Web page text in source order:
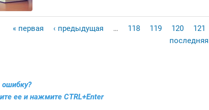
« первая ‹ предыдущая … 118 119 120 121
ее и нажмите CTRL+Enter